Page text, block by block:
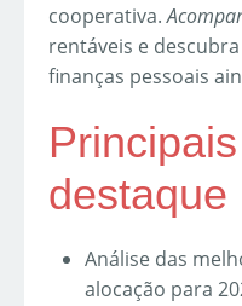
cooperativa.
rentáveis e
finanças pessoais
destaque
Análise das
alocação para